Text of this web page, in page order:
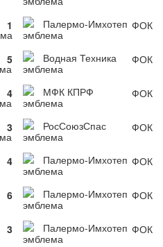
1 Палермо-Имхотеп ФОК
5 Водная Техника
ФОК
4 МФК КПРФ
ФОК
3 РосСоюзСпас
ФОК
4 Палермо-Имхотеп ФОК
6 Палермо-Имхотеп ФОК
3 Палермо-Имхотеп ФОК